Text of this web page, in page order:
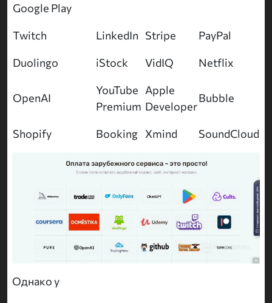
Google Play
Twitch LinkedIn Stripe PayPal
Duolingo iStock VidIQ Netflix
OpenAI
YouTube
Premium
Apple
Developer
Bubble
Shopify Booking Xmind SoundCloud
Однако у